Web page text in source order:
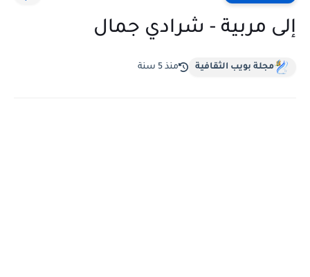
إلى مربية - شرادي جمال
مجلة بويب الثقافية منذ 5 سنة